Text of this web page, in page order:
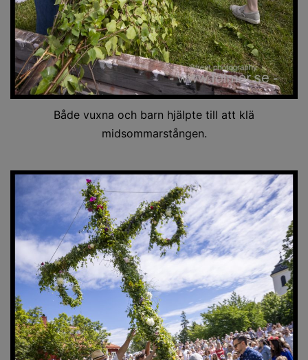
Både vuxna och barn hjälpte till att klä
midsommarstången.